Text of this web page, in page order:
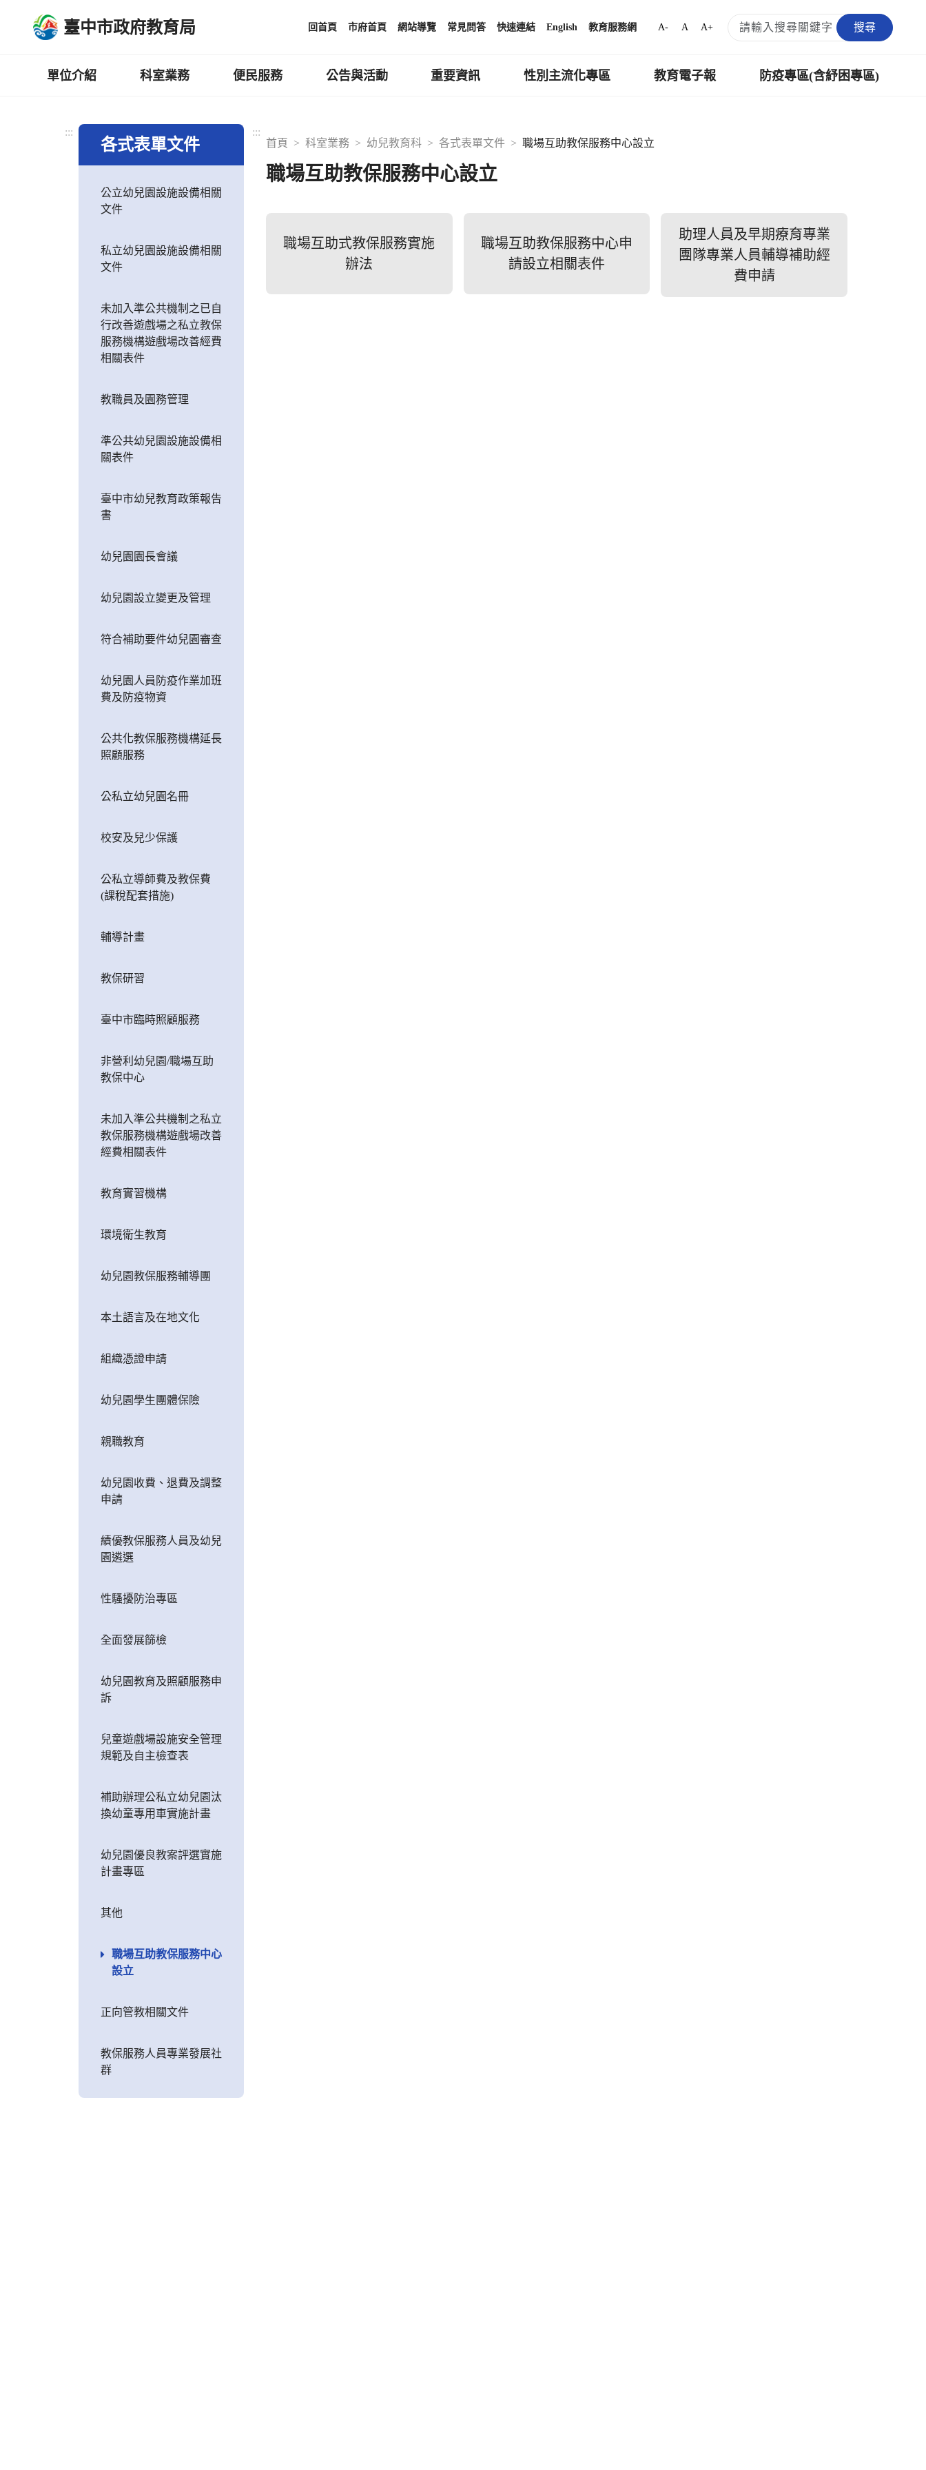
臺中市政府教育局 回首頁 市府首頁 網站導覽 常見問答 快速連結 English 教育服務網 A- A A+ 搜尋
單位介紹 科室業務 便民服務 公告與活動 重要資訊 性別主流化專區 教育電子報 防疫專區(含紓困專區)
:::
各式表單文件
公立幼兒園設施設備相關
文件
私立幼兒園設施設備相關
文件
未加入準公共機制之已自
行改善遊戲場之私立教保
服務機構遊戲場改善經費
相關表件
教職員及園務管理
準公共幼兒園設施設備相
關表件
臺中市幼兒教育政策報告
書
幼兒園園長會議
幼兒園設立變更及管理
符合補助要件幼兒園審查
幼兒園人員防疫作業加班
費及防疫物資
公共化教保服務機構延長
照顧服務
公私立幼兒園名冊
校安及兒少保護
公私立導師費及教保費
(課稅配套措施)
輔導計畫
教保研習
臺中市臨時照顧服務
非營利幼兒園/職場互助
教保中心
未加入準公共機制之私立
教保服務機構遊戲場改善
經費相關表件
教育實習機構
環境衛生教育
幼兒園教保服務輔導團
本土語言及在地文化
組織憑證申請
幼兒園學生團體保險
親職教育
幼兒園收費、退費及調整
申請
績優教保服務人員及幼兒
園遴選
性騷擾防治專區
全面發展篩檢
幼兒園教育及照顧服務申
訴
兒童遊戲場設施安全管理
規範及自主檢查表
補助辦理公私立幼兒園汰
換幼童專用車實施計畫
幼兒園優良教案評選實施
計畫專區
其他
職場互助教保服務中心
設立
正向管教相關文件
教保服務人員專業發展社
群
:::
首頁
科室業務 幼兒教育科 各式表單文件 職場互助教保服務中心設立
職場互助教保服務中心設立
職場互助式教保服務實施
辦法
職場互助教保服務中心申
請設立相關表件
助理人員及早期療育專業
團隊專業人員輔導補助經
費申請